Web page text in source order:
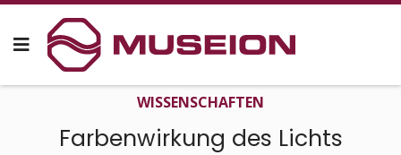
WISSEN­SCHAFTEN
Farbenwirkung des Lichts